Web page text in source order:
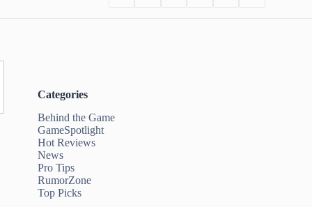
Categories
Behind the Game
GameSpotlight
Hot Reviews
News
Pro Tips
RumorZone
Top Picks